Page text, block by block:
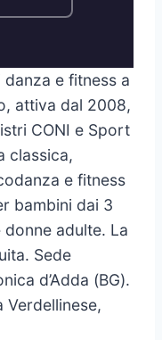
danza e fitness a
attiva dal 2008,
CONI e Sport
classica,
e fitness
bambini dai 3
adulte. La
Sede
d’Adda (BG).
Verdellinese,